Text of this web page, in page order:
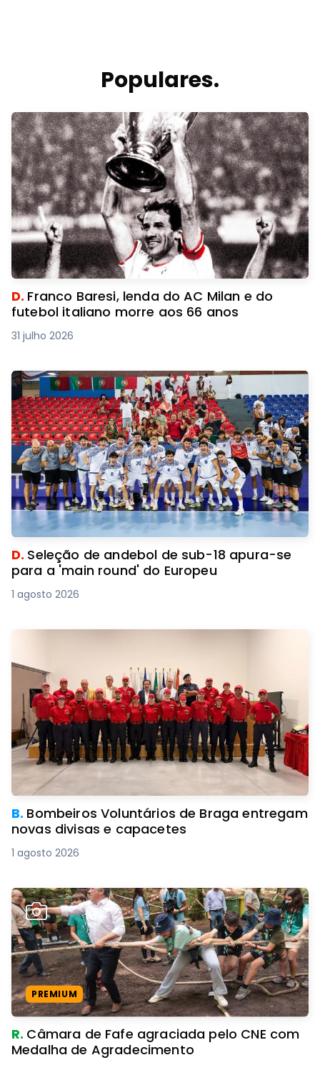
Populares.
D. Franco Baresi, lenda do AC Milan e do
futebol italiano morre aos 66 anos
31 julho 2026
D. Seleção de andebol de sub-18 apura-se
para a 'main round' do Europeu
1 agosto 2026
B. Bombeiros Voluntários de Braga entregam
novas divisas e capacetes
1 agosto 2026
PREMIUM
R. Câmara de Fafe agraciada pelo CNE com
Medalha de Agradecimento